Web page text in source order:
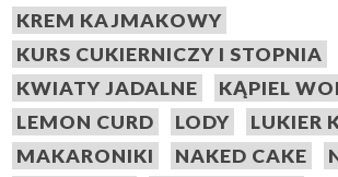
KREM KAJMAKOWY
KURS CUKIERNICZY I STOPNIA
KWIATY JADALNE
KĄPIEL
LEMON CURD
LODY
LUKIER
MAKARONIKI
NAKED CAKE